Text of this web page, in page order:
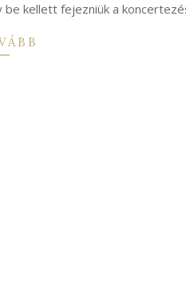
be kellett fejezniük a